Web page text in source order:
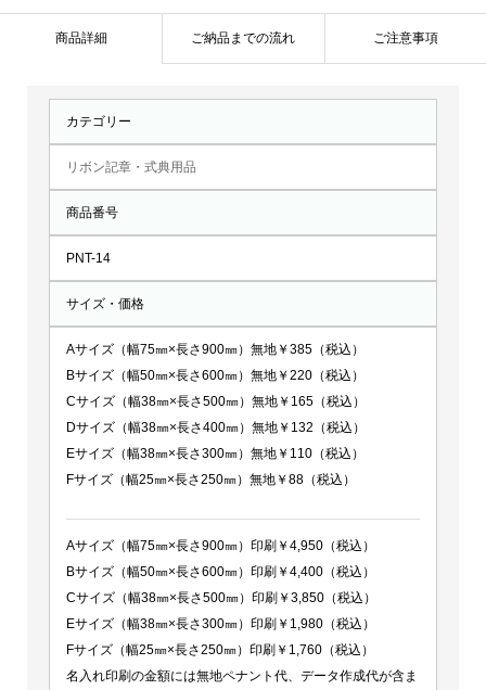
商品詳細 ご納品までの流れ ご注意事項
カテゴリー
リボン記章・式典用品
商品番号
PNT-14
サイズ・価格
Aサイズ（幅75㎜×長さ900㎜）無地￥385（税込）
Bサイズ（幅50㎜×長さ600㎜）無地￥220（税込）
Cサイズ（幅38㎜×長さ500㎜）無地￥165（税込）
Dサイズ（幅38㎜×長さ400㎜）無地￥132（税込）
Eサイズ（幅38㎜×長さ300㎜）無地￥110（税込）
Fサイズ（幅25㎜×長さ250㎜）無地￥88（税込）
Aサイズ（幅75㎜×長さ900㎜）印刷￥4,950（税込）
Bサイズ（幅50㎜×長さ600㎜）印刷￥4,400（税込）
Cサイズ（幅38㎜×長さ500㎜）印刷￥3,850（税込）
Eサイズ（幅38㎜×長さ300㎜）印刷￥1,980（税込）
Fサイズ（幅25㎜×長さ250㎜）印刷￥1,760（税込）
名入れ印刷の金額には無地ペナント代、データ作成代が含ま